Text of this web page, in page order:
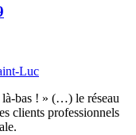
Luc
là-bas ! » (…) le réseau
clients professionnels